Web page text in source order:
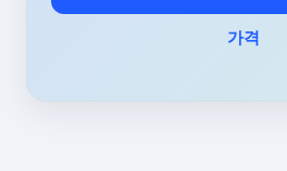
가격